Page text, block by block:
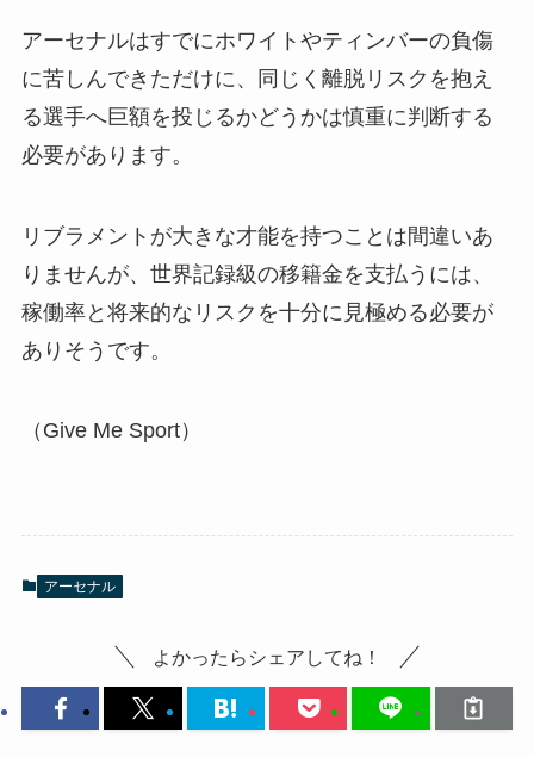
アーセナルはすでにホワイトやティンバーの負傷
に苦しんできただけに、同じく離脱リスクを抱え
る選手へ巨額を投じるかどうかは慎重に判断する
必要があります。
リブラメントが大きな才能を持つことは間違いあ
りませんが、世界記録級の移籍金を支払うには、
稼働率と将来的なリスクを十分に見極める必要が
ありそうです。
（Give Me Sport）
アーセナル
よかったらシェアしてね！